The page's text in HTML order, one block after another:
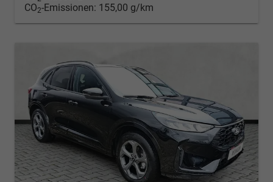
CO2-Emissionen: 155,00 g/km